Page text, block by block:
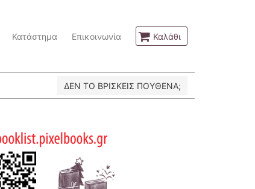
Κατάστημα Επικοινωνία Καλάθι
ΔΕΝ ΤΟ ΒΡΙΣΚΕΙΣ ΠΟΥΘΕΝΑ;